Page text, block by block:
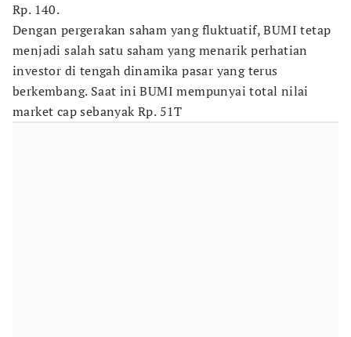
Rp. 140.
Dengan pergerakan saham yang fluktuatif, BUMI tetap
menjadi salah satu saham yang menarik perhatian
investor di tengah dinamika pasar yang terus
berkembang. Saat ini BUMI mempunyai total nilai
market cap sebanyak Rp. 51T